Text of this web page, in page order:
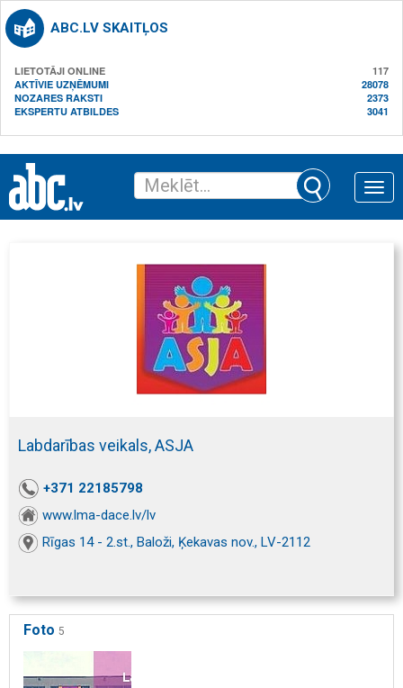
ABC.LV SKAITĻOS
LIETOTĀJI ONLINE
117
AKTĪVIE UZŅĒMUMI
28078
NOZARES RAKSTI
2373
EKSPERTU ATBILDES
3041
Toggle
Labdarības veikals, ASJA
+371 22185798
www.lma-dace.lv/lv
Rīgas 14 - 2.st., Baloži, Ķekavas nov., LV-2112
Foto 5